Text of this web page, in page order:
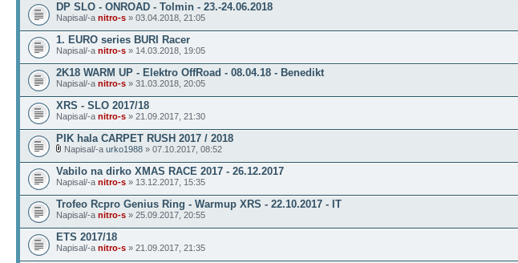
DP SLO - ONROAD - Tolmin - 23.-24.06.2018
Napisal/-a nitro-s » 03.04.2018, 21:05
1. EURO series BURI Racer
Napisal/-a nitro-s » 14.03.2018, 19:05
2K18 WARM UP - Elektro OffRoad - 08.04.18 - Benedikt
Napisal/-a nitro-s » 31.03.2018, 20:05
XRS - SLO 2017/18
Napisal/-a nitro-s » 21.09.2017, 21:30
PIK hala CARPET RUSH 2017 / 2018
Napisal/-a urko1988 » 07.10.2017, 08:52
Vabilo na dirko XMAS RACE 2017 - 26.12.2017
Napisal/-a nitro-s » 13.12.2017, 15:35
Trofeo Rcpro Genius Ring - Warmup XRS - 22.10.2017 - IT
Napisal/-a nitro-s » 25.09.2017, 20:55
ETS 2017/18
Napisal/-a nitro-s » 21.09.2017, 21:35